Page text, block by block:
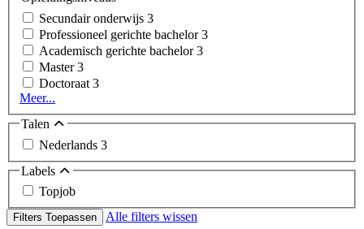
Secundair onderwijs 3
Professioneel gerichte bachelor3
Academisch gerichte bachelor3
Master3
Doctoraat 3
Meer...
Talen
Nederlands 3
Labels
Topjob
Filters Toepassen Alle filters wissen